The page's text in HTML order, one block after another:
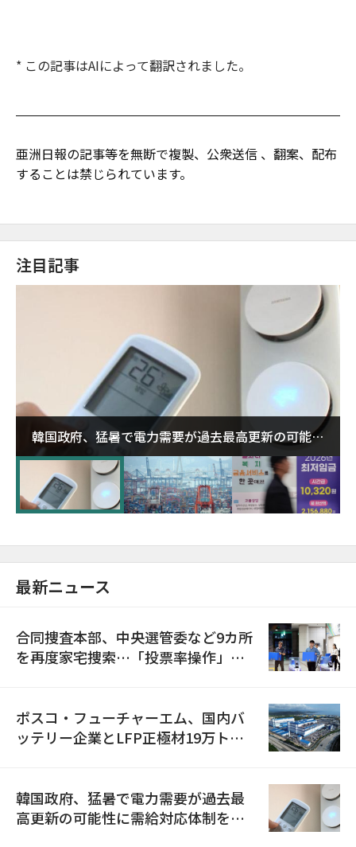
* この記事はAIによって翻訳されました。
亜洲日報の記事等を無断で複製、公衆送信 、翻案、配布
することは禁じられています。
注目記事
韓国政府、猛暑で電力需要が過去最高更新の可能性
に需給対応体制を点検
最新ニュース
合同捜査本部、中央選管委など9カ所
を再度家宅捜索…「投票率操作」の
ポスコ・フューチャーエム、国内バ
ッテリー企業とLFP正極材19万トン
韓国政府、猛暑で電力需要が過去最
高更新の可能性に需給対応体制を点